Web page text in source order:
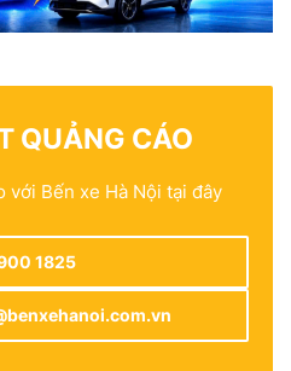
QUẢNG CÁO
với Bến xe Hà Nội tại đây
1825